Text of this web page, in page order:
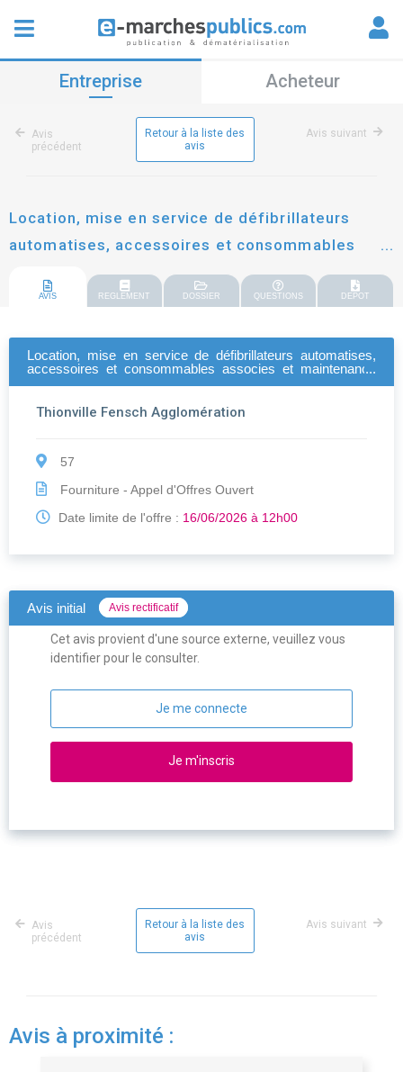
Entreprise Acheteur
Avis
précédent
Retour à la liste des
avis
Avis suivant
Location, mise en service de défibrillateurs
automatises, accessoires et consommables
associes et maintenance dépannage pour le
compte de la ville de thionville y compris son
AVIS REGLEMENT DOSSIER QUESTIONS DEPOT
Location, mise en service de défibrillateurs automatises,
accessoires et consommables associes et maintenance
Thionville Fensch Agglomération
57
Fourniture - Appel d'Offres Ouvert
Date limite de l'offre : 16/06/2026 à 12h00
Avis initial Avis rectificatif
Cet avis provient d'une source externe, veuillez vous
identifier pour le consulter.
Je me connecte
Je m'inscris
Avis
précédent
Retour à la liste des
avis
Avis suivant
Avis à proximité :